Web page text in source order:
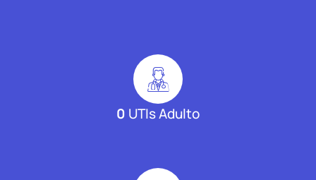
0 UTIs Adulto